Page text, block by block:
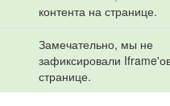
контента на странице.
Замечательно, мы не
зафиксировали
странице.